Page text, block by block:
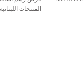
المنتجات اللبنانية